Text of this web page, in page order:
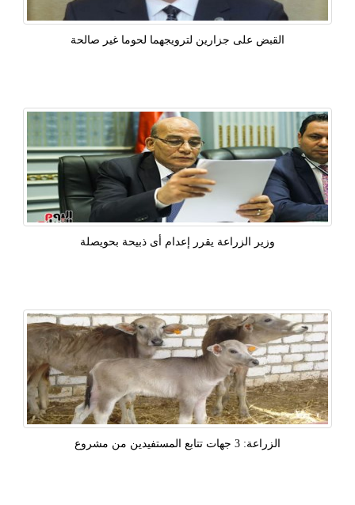
القبض على جزارين لترويجهما لحوما غير صالحة
وزير الزراعة يقرر إعدام أى ذبيحة بحويصلة
الزراعة: 3 جهات تتابع المستفيدين من مشروع